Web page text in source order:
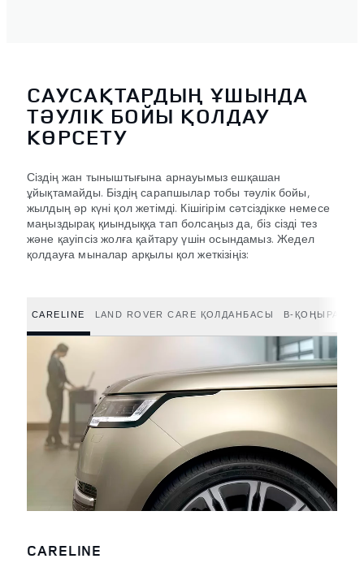
САУСАҚТАРДЫҢ ҰШЫНДА
ТӘУЛІК БОЙЫ ҚОЛДАУ
КӨРСЕТУ
Сіздің жан тыныштығына арнауымыз ешқашан
ұйықтамайды. Біздің сарапшылар тобы тәулік бойы,
жылдың әр күні қол жетімді. Кішігірім сәтсіздікке немесе
маңыздырақ қиындыққа тап болсаңыз да, біз сізді тез
және қауіпсіз жолға қайтару үшін осындамыз. Жедел
қолдауға мыналар арқылы қол жеткізіңіз:
CARELINE LAND ROVER CARE ҚОЛДАНБАСЫ B-ҚОҢЫРАУ
CARELINE